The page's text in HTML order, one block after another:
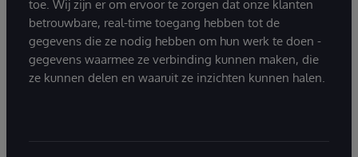
toe. Wij zijn er om ervoor te zorgen dat onze klanten
betrouwbare, real-time toegang hebben tot de
gegevens die ze nodig hebben om hun werk te doen -
gegevens waarmee ze verbinding kunnen maken, die
ze kunnen delen en waaruit ze inzichten kunnen halen.